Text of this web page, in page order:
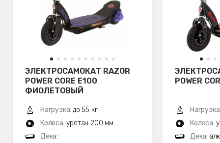
ЭЛЕКТРОСАМОКАТ RAZOR
POWER CORE E100
ФИОЛЕТОВЫЙ
Нагрузка: до 55 кг
Колеса: уретан 200 мм
Дека:
POWER
Колеса:
Дека: